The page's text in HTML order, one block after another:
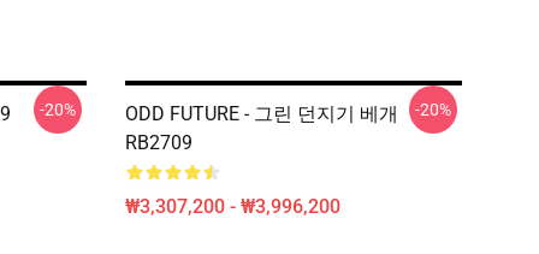
-20%
ODD FUTURE - 그린 던지기 베개
RB2709
₩3,307,200 - ₩3,996,200
-20%